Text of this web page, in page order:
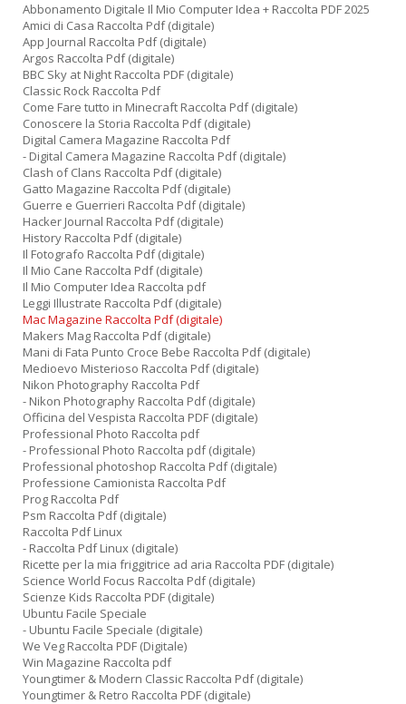
Abbonamento Digitale Il Mio Computer Idea + Raccolta PDF 2025
Amici di Casa Raccolta Pdf (digitale)
App Journal Raccolta Pdf (digitale)
Argos Raccolta Pdf (digitale)
BBC Sky at Night Raccolta PDF (digitale)
Classic Rock Raccolta Pdf
Come Fare tutto in Minecraft Raccolta Pdf (digitale)
Conoscere la Storia Raccolta Pdf (digitale)
Digital Camera Magazine Raccolta Pdf
- Digital Camera Magazine Raccolta Pdf (digitale)
Clash of Clans Raccolta Pdf (digitale)
Gatto Magazine Raccolta Pdf (digitale)
Guerre e Guerrieri Raccolta Pdf (digitale)
Hacker Journal Raccolta Pdf (digitale)
History Raccolta Pdf (digitale)
Il Fotografo Raccolta Pdf (digitale)
Il Mio Cane Raccolta Pdf (digitale)
Il Mio Computer Idea Raccolta pdf
Leggi Illustrate Raccolta Pdf (digitale)
Mac Magazine Raccolta Pdf (digitale)
Makers Mag Raccolta Pdf (digitale)
Mani di Fata Punto Croce Bebe Raccolta Pdf (digitale)
Medioevo Misterioso Raccolta Pdf (digitale)
Nikon Photography Raccolta Pdf
- Nikon Photography Raccolta Pdf (digitale)
Officina del Vespista Raccolta PDF (digitale)
Professional Photo Raccolta pdf
- Professional Photo Raccolta pdf (digitale)
Professional photoshop Raccolta Pdf (digitale)
Professione Camionista Raccolta Pdf
Prog Raccolta Pdf
Psm Raccolta Pdf (digitale)
Raccolta Pdf Linux
- Raccolta Pdf Linux (digitale)
Ricette per la mia friggitrice ad aria Raccolta PDF (digitale)
Science World Focus Raccolta Pdf (digitale)
Scienze Kids Raccolta PDF (digitale)
Ubuntu Facile Speciale
- Ubuntu Facile Speciale (digitale)
We Veg Raccolta PDF (Digitale)
Win Magazine Raccolta pdf
Youngtimer & Modern Classic Raccolta Pdf (digitale)
Youngtimer & Retro Raccolta PDF (digitale)